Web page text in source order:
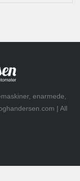
enarmede,
| All